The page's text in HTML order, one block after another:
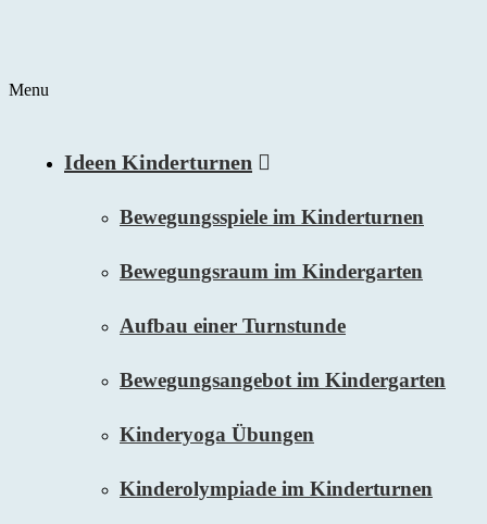
Menu
Ideen Kinderturnen
Bewegungsspiele im Kinderturnen
Bewegungsraum im Kindergarten
Aufbau einer Turnstunde
Bewegungsangebot im Kindergarten
Kinderyoga Übungen
Kinderolympiade im Kinderturnen